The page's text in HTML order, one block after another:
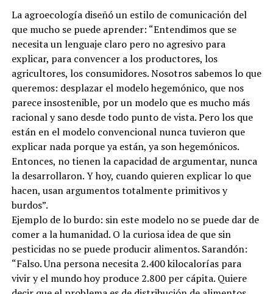
La agroecología diseñó un estilo de comunicación del
que mucho se puede aprender: “Entendimos que se
necesita un lenguaje claro pero no agresivo para
explicar, para convencer a los productores, los
agricultores, los consumidores. Nosotros sabemos lo que
queremos: desplazar el modelo hegemónico, que nos
parece insostenible, por un modelo que es mucho más
racional y sano desde todo punto de vista. Pero los que
están en el modelo convencional nunca tuvieron que
explicar nada porque ya están, ya son hegemónicos.
Entonces, no tienen la capacidad de argumentar, nunca
la desarrollaron. Y hoy, cuando quieren explicar lo que
hacen, usan argumentos totalmente primitivos y
burdos”.
Ejemplo de lo burdo: sin este modelo no se puede dar de
comer a la humanidad. O la curiosa idea de que sin
pesticidas no se puede producir alimentos. Sarandón:
“Falso. Una persona necesita 2.400 kilocalorías para
vivir y el mundo hoy produce 2.800 per cápita. Quiere